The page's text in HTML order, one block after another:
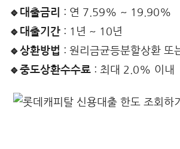
🔹대출금리
: 연 7.59% ~ 19.90%
🔹대출기간 : 1년 ~ 10년
🔹상환방법 : 원리금균등분할상환 또
🔹중도상환수수료 : 최대 2.0% 이내